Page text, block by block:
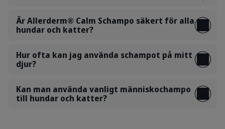
Är Allerderm® Calm Schampo säkert för alla
hundar och katter?
Hur ofta kan jag använda schampot på mitt
djur?
Kan man använda vanligt människochampo
till hundar och katter?